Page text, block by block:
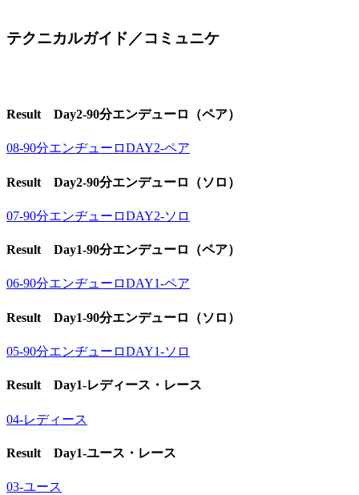
テクニカルガイド／コミュニケ
Result Day2-90分エンデューロ（ペア）
08-90分エンヂューロDAY2-ペア
Result Day2-90分エンデューロ（ソロ）
07-90分エンヂューロDAY2-ソロ
Result Day1-90分エンデューロ（ペア）
06-90分エンヂューロDAY1-ペア
Result Day1-90分エンデューロ（ソロ）
05-90分エンヂューロDAY1-ソロ
Result Day1-レディース・レース
04-レディース
Result Day1-ユース・レース
03-ユース